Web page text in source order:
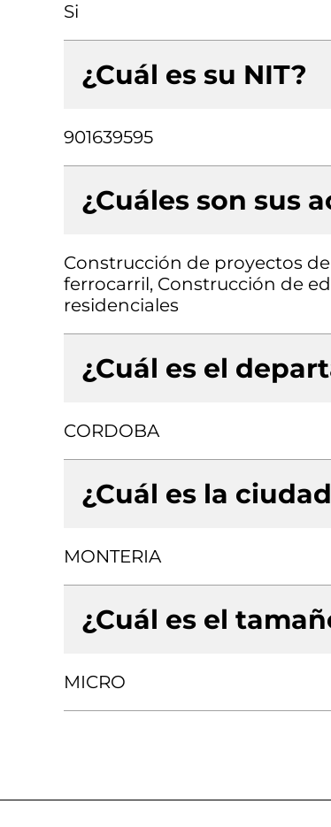
Si
¿Cuál es su NIT?
901639595
¿Cuáles son sus
Construcción de proyectos
ferrocarril, Construcción de
residenciales
¿Cuál es el
CORDOBA
¿Cuál es la
MONTERIA
¿Cuál es el
MICRO